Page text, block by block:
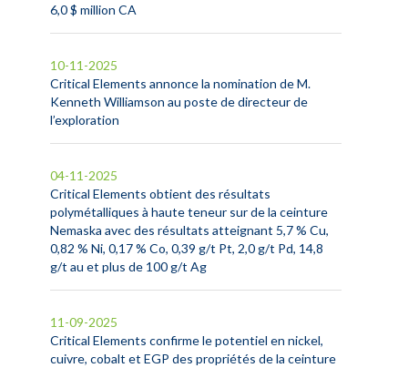
6,0 $ million CA
Critical Elements annonce la nomination de M.
Kenneth Williamson au poste de directeur de
l’exploration
10-11-2025
Critical Elements obtient des résultats
polymétalliques à haute teneur sur de la ceinture
Nemaska avec des résultats atteignant 5,7 % Cu,
0,82 % Ni, 0,17 % Co, 0,39 g/t Pt, 2,0 g/t Pd, 14,8
g/t au et plus de 100 g/t Ag
04-11-2025
Critical Elements confirme le potentiel en nickel,
cuivre, cobalt et EGP des propriétés de la ceinture
11-09-2025